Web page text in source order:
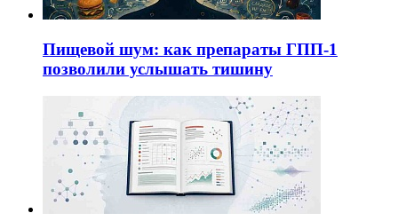
Пищевой шум: как препараты ГПП-1
позволили услышать тишину